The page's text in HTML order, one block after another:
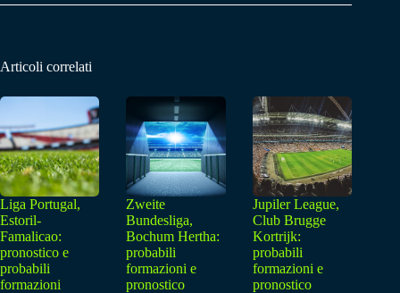
Articoli correlati
Liga Portugal,
Estoril-
Famalicao:
pronostico e
probabili
formazioni
Zweite
Bundesliga,
Bochum Hertha:
probabili
formazioni e
pronostico
Jupiler League,
Club Brugge
Kortrijk:
probabili
formazioni e
pronostico